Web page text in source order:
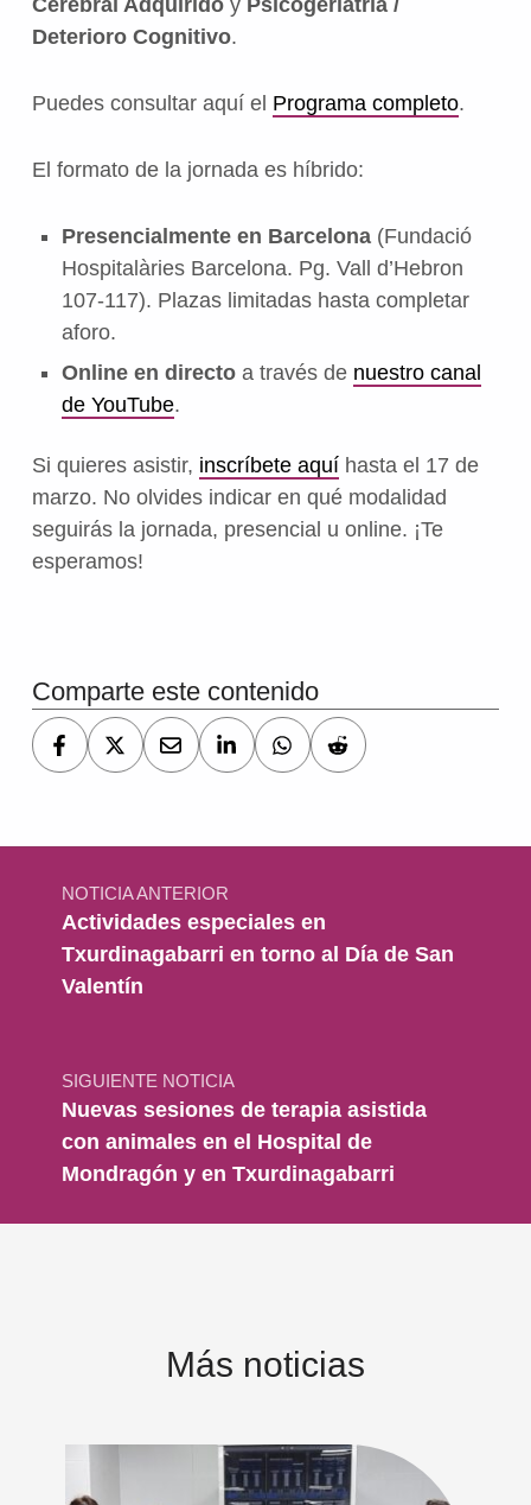
Cerebral Adquiridoy Psicogeriatría /
Deterioro Cognitivo.
Puedes consultar aquí el Programa completo.
El formato de la jornada es híbrido:
Presencialmente en Barcelona(Fundació
Hospitalàries Barcelona. Pg. Vall d’Hebron
107-117). Plazas limitadas hasta completar
aforo.
Online en directoa través de nuestro canal
de YouTube.
Si quieres asistir, inscríbete aquí hasta el 17 de
marzo. No olvides indicar en qué modalidad
seguirás la jornada, presencial u online. ¡Te
esperamos!
Comparte este contenido
Navegación de entradas
NOTICIA ANTERIOR
Actividades especiales en
Txurdinagabarri en torno al Día de San
Valentín
SIGUIENTE NOTICIA
Nuevas sesiones de terapia asistida
con animales en el Hospital de
Mondragón y en Txurdinagabarri
Más noticias